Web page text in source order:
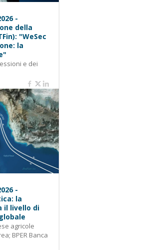
-
della
"WeSec
la
e dei
-
la
il livello di
agricole
BPER Banca